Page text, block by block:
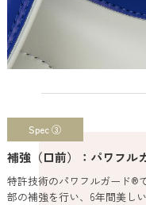
Spec ③
補強（口前）：パワフル
特許技術のパワフルガード®
部の補強を行い、6年間美し